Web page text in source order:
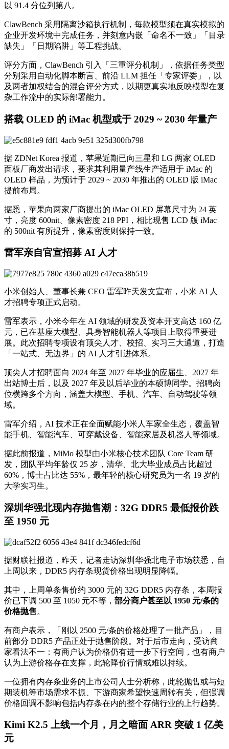
以 91.4 分位列第八。
ClawBench 采用隔离沙箱执行机制，每款模型须在真实模拟的
企业开发环境中完成任务，并刻意内嵌「命名不一致」「目录
缺失」「日期陷阱」等工程挑战。
评分方面，ClawBench 引入「三重评分机制」，依据任务类型
分别采用自动化脚本断言、前沿 LLM 担任「专家评委」，以
及两者加权结合的混合评分方式，以期更真实地反映模型在复
杂工作流中的实际部署能力。
搭载 OLED 的 iMac 机型或于 2029 ~ 2030 年量产
据 ZDNet Korea 报道，苹果近期已向三星和 LG 两家 OLED
面板厂商发出请求，要求其利用量产线生产适用于 iMac 的
OLED 样品，为预计于 2029 ~ 2030 年推出的 OLED 版 iMac
提前布局。
据悉，苹果向两家厂商提出的 iMac OLED 屏幕尺寸为 24 英
寸，亮度 600nit、像素密度 218 PPI，相比现售 LCD 版 iMac
的 500nit 有所提升，像素密度则保持一致。
雷军亲自官宣招募 AI 人才
小米创始人、董事长兼 CEO 雷军昨天发文宣布，小米 AI 人
才招聘专项正式启动。
雷军表示，小米今年在 AI 领域的研发及资本开支高达 160 亿
元，已在基座大模型、具身智能机器人等项目上取得重要进
展。此次招聘专项设有顶尖人才、校招、实习三大通道，打造
「一站式、无边界」的 AI 人才引进体系。
顶尖人才招聘面向 2024 年至 2027 年毕业的应届生、2027 年
出站博士后，以及 2027 年及以后毕业的本硕博同学。招聘岗
位横跨多个方向，涵盖大模型、手机、汽车、自动驾驶等领
域。
雷军介绍，AI 技术正在全面赋能小米人车家全生态，覆盖智
能手机、智能汽车、可穿戴设备、智能家居及机器人等领域。
据此前报道，MiMo 模型由小米核心技术团队 Core Team 研
发，团队平均年龄仅 25 岁，清华、北大毕业成员占比超过
60%，博士占比达 55%，最年轻的核心研究员为一名 19 岁的
大学实习生。
深圳华强北现内存抛售潮：32G DDR5 最低报价跌
至 1950 元
据财联社报道，昨天，记者走访深圳华强北电子市场获悉，自
上周以来，DDR5 内存条现货价格出现明显降幅。
其中，上周单条售价约 3000 元的 32G DDR5 内存条，本周报
价已下调 500 至 1050 元不等， 部分商户甚至以 1950 元/条的
价格抛售。
有商户表示，「刚以 2500 元/条的价格处理了一批产品」，目
前部分 DDR5 产品正处于抛售阶段。对于后市走向，受访商
家看法不一：有商户认为价格仍有进一步下行空间，也有商户
认为上游价格存在支撑，此轮降价行情或难以持续。
一位拥有内存条业务的上市公司人士分析称，此轮抛售或与短
期装机等市场需求不振、下游商家希望快速周转有关，但强调
价格回调不影响包括内存条在内的整个存储行业的上行趋势。
Kimi K2.5 上线一个月，月之暗面 ARR 突破 1 亿美
元